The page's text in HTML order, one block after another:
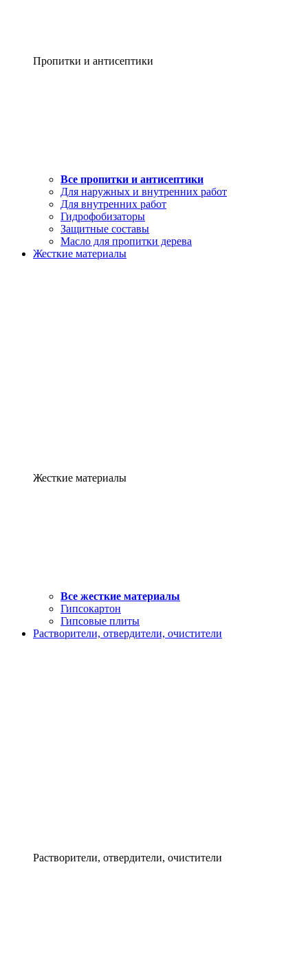
Пропитки и антисептики
Все пропитки и антисептики
Для наружных и внутренних работ
Для внутренних работ
Гидрофобизаторы
Защитные составы
Масло для пропитки дерева
Жесткие материалы
Жесткие материалы
Все жесткие материалы
Гипсокартон
Гипсовые плиты
Растворители, отвердители, очистители
Растворители, отвердители, очистители